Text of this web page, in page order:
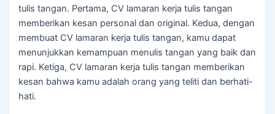
tulis tangan. Pertama, CV lamaran kerja tulis tangan
memberikan kesan personal dan original. Kedua, dengan
membuat CV lamaran kerja tulis tangan, kamu dapat
menunjukkan kemampuan menulis tangan yang baik dan
rapi. Ketiga, CV lamaran kerja tulis tangan memberikan
kesan bahwa kamu adalah orang yang teliti dan berhati-
hati.